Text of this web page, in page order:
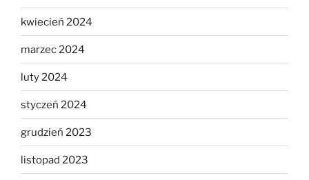
kwiecień 2024
marzec 2024
luty 2024
styczeń 2024
grudzień 2023
listopad 2023